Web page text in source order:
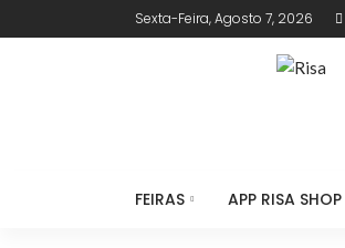
Sexta-Feira, Agosto 7, 2026
FEIRAS APP RISA SHOP